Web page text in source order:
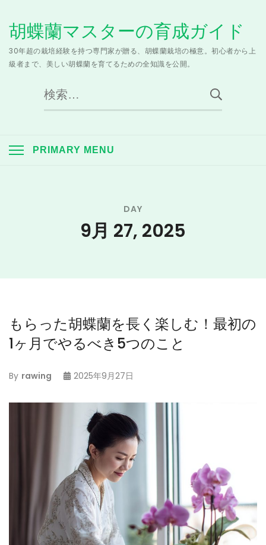
to
content
胡蝶蘭マスターの育成ガイド
30年超の栽培経験を持つ専門家が贈る、胡蝶蘭栽培の極意。初心者から上
級者まで、美しい胡蝶蘭を育てるための全知識を公開。
検
索:
PRIMARY MENU
DAY
9月 27, 2025
もらった胡蝶蘭を長く楽しむ！最初の
1ヶ月でやるべき5つのこと
By rawing 2025年9月27日